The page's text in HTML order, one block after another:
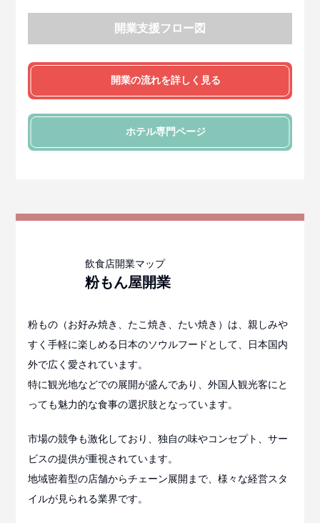
開業支援フロー図
開業の流れを詳しく見る
ホテル専門ページ
粉もん屋開業
粉もの（お好み焼き、たこ焼き、たい焼き）は、親しみや
すく手軽に楽しめる日本のソウルフードとして、日本国内
外で広く愛されています。
特に観光地などでの展開が盛んであり、外国人観光客にと
っても魅力的な食事の選択肢となっています。
市場の競争も激化しており、独自の味やコンセプト、サー
ビスの提供が重視されています。
地域密着型の店舗からチェーン展開まで、様々な経営スタ
イルが見られる業界です。